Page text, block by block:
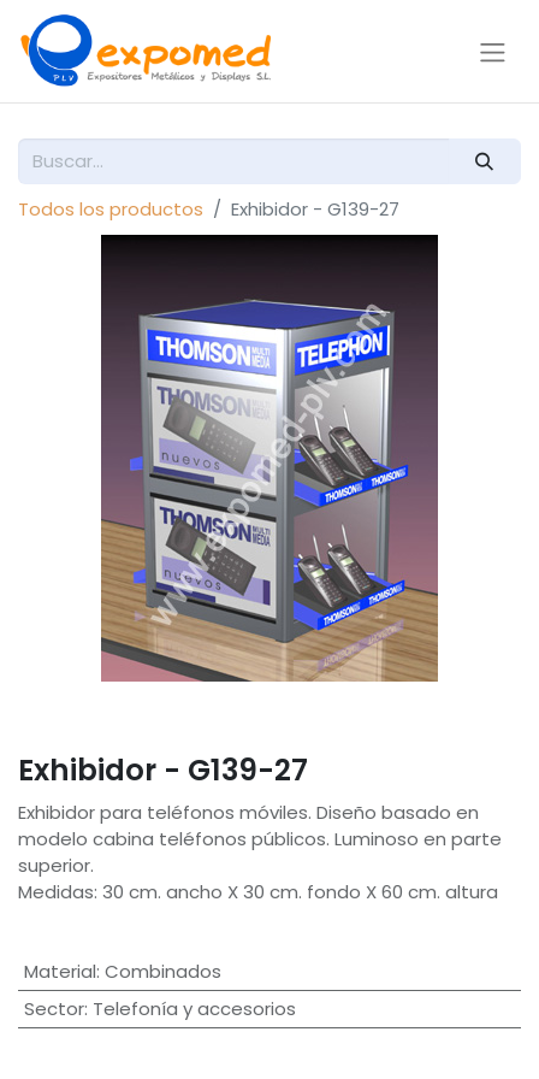
Todos los productos Exhibidor - G139-27
Exhibidor - G139-27
Exhibidor para teléfonos móviles. Diseño basado en
modelo cabina teléfonos públicos. Luminoso en parte
superior.
Medidas: 30 cm. ancho X 30 cm. fondo X 60 cm. altura
Material: Combinados
Sector: Telefonía y accesorios